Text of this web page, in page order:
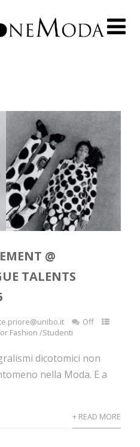
@
TALENTS
Off
Fashion /Studenti
dicotomici non
nella Moda. E a
+ READ MORE